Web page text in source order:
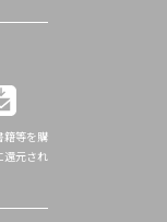
籍等を購
還元され